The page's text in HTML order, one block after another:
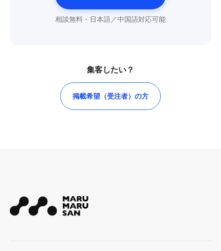
相談無料・日本語／中国語対応可能
集客したい？
掲載希望（受注者）の方